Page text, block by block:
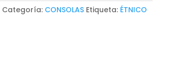
Categoría: CONSOLAS Etiqueta: ÉTNICO